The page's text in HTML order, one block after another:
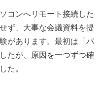
コンへリモート接続した
ず、大事な会議資料を提
があります。最初は「パ
たが、原因を一つずつ確
た。